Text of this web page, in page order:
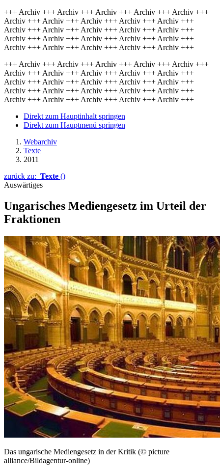
+++ Archiv +++ Archiv +++ Archiv +++ Archiv +++ Archiv +++
Archiv +++ Archiv +++ Archiv +++ Archiv +++ Archiv +++
Archiv +++ Archiv +++ Archiv +++ Archiv +++ Archiv +++
Archiv +++ Archiv +++ Archiv +++ Archiv +++ Archiv +++
Archiv +++ Archiv +++ Archiv +++ Archiv +++ Archiv +++
+++ Archiv +++ Archiv +++ Archiv +++ Archiv +++ Archiv +++
Archiv +++ Archiv +++ Archiv +++ Archiv +++ Archiv +++
Archiv +++ Archiv +++ Archiv +++ Archiv +++ Archiv +++
Archiv +++ Archiv +++ Archiv +++ Archiv +++ Archiv +++
Archiv +++ Archiv +++ Archiv +++ Archiv +++ Archiv +++
Direkt zum Hauptinhalt springen
Direkt zum Hauptmenü springen
Webarchiv
Texte
2011
zurück zu: Texte ()
Auswärtiges
Ungarisches Mediengesetz im Urteil der
Fraktionen
Das ungarische Mediengesetz in der Kritik (© picture
alliance/Bildagentur-online)